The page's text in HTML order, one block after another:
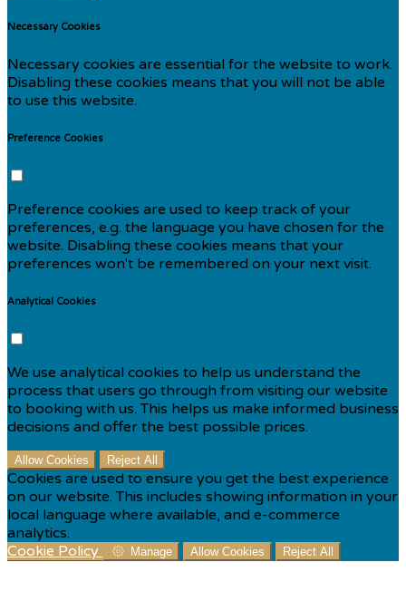
Necessary Cookies
Necessary cookies are essential for the website to work.
Disabling these cookies means that you will not be able
to use this website.
Preference Cookies
Preference cookies are used to keep track of your
preferences, e.g. the language you have chosen for the
website. Disabling these cookies means that your
preferences won't be remembered on your next visit.
Analytical Cookies
We use analytical cookies to help us understand the
process that users go through from visiting our website
to booking with us. This helps us make informed business
decisions and offer the best possible prices.
Allow Cookies Reject All
Cookies are used to ensure you get the best experience
on our website. This includes showing information in your
local language where available, and e-commerce
analytics.
Cookie Policy
Manage Allow Cookies Reject All